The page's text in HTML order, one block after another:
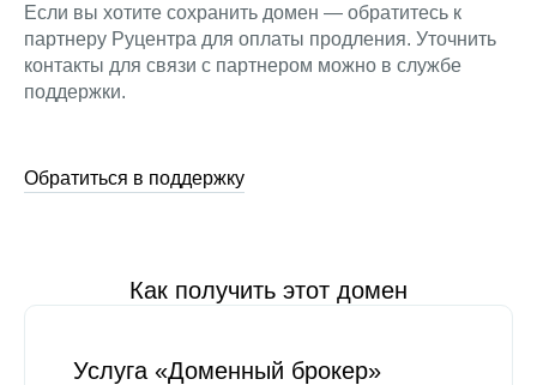
Если вы хотите сохранить домен — обратитесь к
партнеру Руцентра для оплаты продления. Уточнить
контакты для связи с партнером можно в службе
поддержки.
Обратиться в поддержку
Как получить этот домен
Услуга «Доменный брокер»